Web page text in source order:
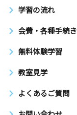
学習の流れ
会費・各種手続き
無料体験学習
教室見学
よくあるご質問